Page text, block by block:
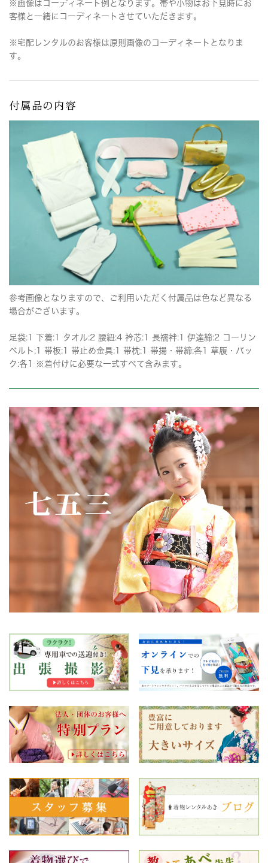
※画像はコーディネート例となります。帯や小物はお下見時にお
客様と一緒にコーディネートさせていただきます。
※宅配レンタルのお客様は原則画像のコーディネートとなりま
す。
付属品の内容
参考画像となりますので、ご利用いただく付属品は色など異なる
場合がございます。
足袋:1 下着:1 タオル:2 腰紐:4 衿芯:1 長襦袢:1 伊達締:2 コーリン
ベルト:1 帯板:1 帯止め金具:1 帯枕:1 帯揚・帯締:各1 草履・バッ
ク:各1 ※着付けに必要な一式すべて含みます。